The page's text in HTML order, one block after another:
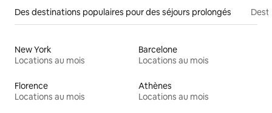
Des destinations populaires pour des séjours prolongés
New York
Locations au mois
Barcelone
Locations au mois
Florence
Locations au mois
Athènes
Locations au mois